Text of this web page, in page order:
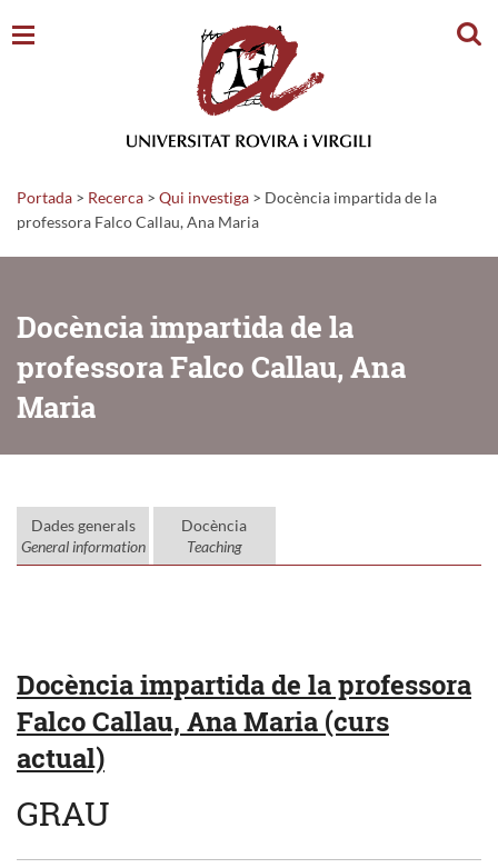
Portada > Recerca > Qui investiga > Docència impartida de la
professora Falco Callau, Ana Maria
Docència impartida de la
professora Falco Callau, Ana
Maria
Dades generals
General information
Docència
Teaching
Docència impartida de la professora
Falco Callau, Ana Maria (curs
actual)
GRAU